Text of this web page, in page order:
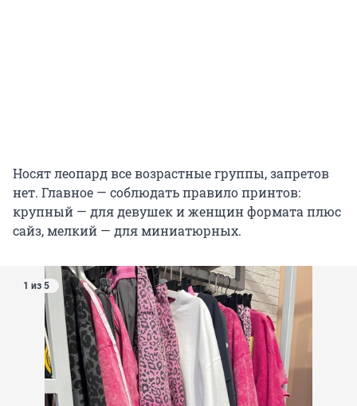
Носят леопард все возрастные группы, запретов
нет. Главное — соблюдать правило принтов:
крупный — для девушек и женщин формата плюс
сайз, мелкий — для миниатюрных.
1 из 5